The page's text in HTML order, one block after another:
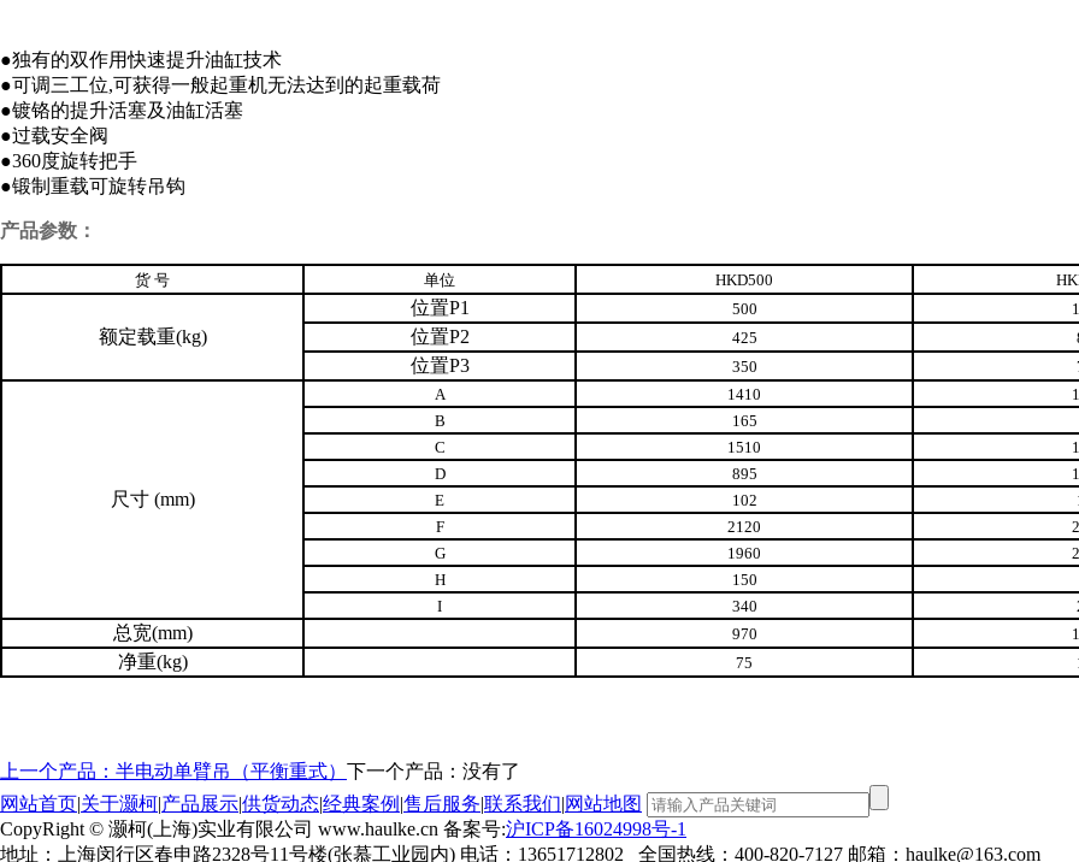
●独有的双作用快速提升油缸技术
●可调三工位,可获得一般起重机无法达到的起重载荷
●镀铬的提升活塞及油缸活塞
●过载安全阀
●360度旋转把手
●锻制重载可旋转吊钩
产品参数：
货 号 单位 HKD500
额定载重(kg)
位置P1 500
位置P2 425
位置P3 350
尺寸(mm)
A 1410
B
165
C
1510
D
895
E
102
F
2120
G
1960
H
150
I
340
总宽(mm) 970
净重(kg) 75
上一个产品：半电动单臂吊（平衡重式） 下一个产品：没有了
网站首页|关于灏柯|产品展示|供货动态|经典案例 |售后服务|联系我们|网站地图
CopyRight © 灏柯(上海)实业有限公司 www.haulke.cn 备案号:沪ICP备16024998号-1
地址：上海闵行区春申路2328号11号楼(张慕工业园内) 电话：13651712802 全国热线：400-820-7127 邮箱：haulke@163.com